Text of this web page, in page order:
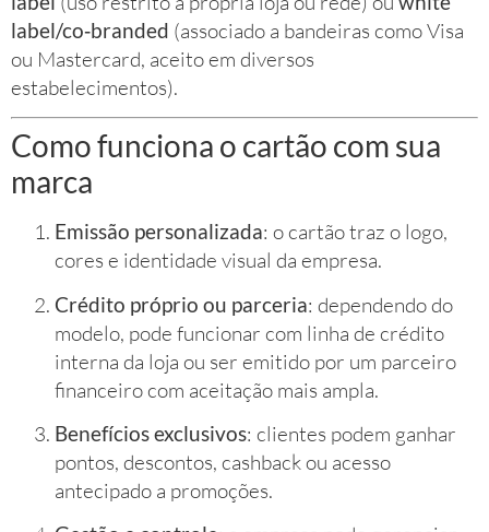
label/co‑branded (associado a bandeiras como Visa
ou Mastercard, aceito em diversos
estabelecimentos).
Como funciona o cartão com sua
marca
Emissão personalizada: o cartão traz o logo,
cores e identidade visual da empresa.
Crédito próprio ou parceria: dependendo do
modelo, pode funcionar com linha de crédito
interna da loja ou ser emitido por um parceiro
financeiro com aceitação mais ampla.
Benefícios exclusivos: clientes podem ganhar
pontos, descontos, cashback ou acesso
antecipado a promoções.